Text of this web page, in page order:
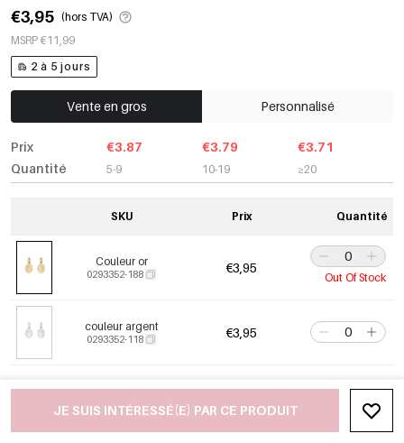
€3,95 (hors TVA)
MSRP €11,99
2 à 5 jours
Vente en gros Personnalisé
Prix
Quantité
€3.87
5-9
€3.79
10-19
€3.71
≥20
SKU Prix Quantité
Couleur or
0293352-188 €3,95
Out Of Stock
couleur argent
0293352-118 €3,95
JE SUIS INTÉRESSÉ(E) PAR CE PRODUIT